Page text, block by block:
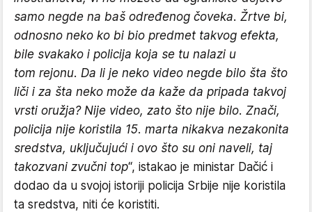
samo negde na baš određenog čoveka. Žrtve bi,
odnosno neko ko bi bio predmet takvog efekta,
bile svakako i policija koja se tu nalazi u
tom rejonu. Da li je neko video negde bilo šta što
liči i za šta neko može da kaže da pripada takvoj
vrsti oružja? Nije video, zato što nije bilo. Znači,
policija nije koristila 15. marta nikakva nezakonita
sredstva, uključujući i ovo što su oni naveli, taj
takozvani zvučni top“, istakao je ministar Dačić i
dodao da u svojoj istoriji policija Srbije nije koristila
ta sredstva, niti će koristiti.